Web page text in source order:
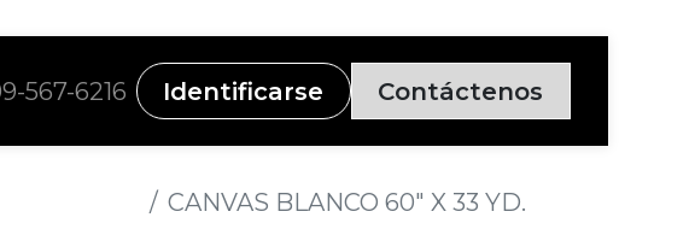
567-6216 Identificarse Contáctenos
CANVAS BLANCO 60" X 33 YD.